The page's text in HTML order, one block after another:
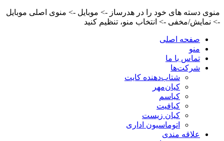
منوی دسته های خود را در هدرساز -> موبایل -> منوی اصلی موبایل
-> نمایش/مخفی -> انتخاب منو، تنظیم کنید
صفحه اصلی
منو
تماس با ما
شرکت‌ها
شتاب‌دهنده کایت
کیان‌مهر
کیاسم
کیافیت
کیان زیست
اتوماسیون اداری
علاقه مندی